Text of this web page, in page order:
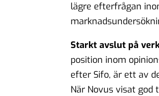
lägre efterfrågan
Starkt avslut på
position inom
efter Sifo, är ett av
När Novus visat